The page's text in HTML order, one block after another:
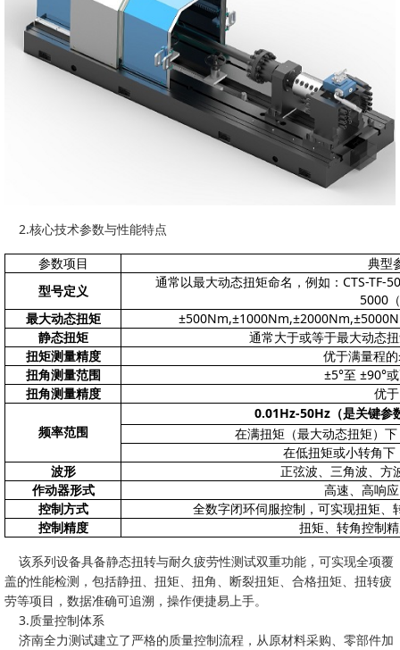
2.核心技术参数与性能特点
参数项目
典型
型号定义
通常以最大动态扭矩命名，例如：CTS-TF-
5000
最大动态扭矩
静态扭矩
通常大于或等于最大动态
扭矩测量精度
优于满量程
扭角测量范围
±5°至 ±90°
扭角测量精度
优
频率范围
0.01Hz-50Hz（是关键参
在满扭矩（最大动态扭矩）
在低扭矩或小转角
波形
正弦波、三角波、方
作动器形式
高速、高响
控制方式
全数字闭环伺服控制，可实现扭矩
控制精度
扭矩、转角控制
该系列设备具备静态扭转与耐久疲劳性测试双重功能，可实现全项覆
盖的性能检测，包括静扭、扭矩、扭角、断裂扭矩、合格扭矩、扭转疲
劳等项目，数据准确可追溯，操作便捷易上手。
3.质量控制体系
济南全力测试建立了严格的质量控制流程，从原材料采购、零部件加